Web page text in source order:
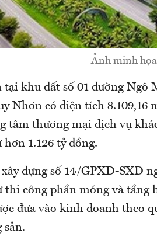
Ảnh minh
tại khu đất số 01 đường Ngô
Nhơn có diện tích 8.109,16
tâm thương mại dịch vụ
1.126 tỷ đồng.
dựng số 14/GPXD-SXD
thi công phần móng và tầng
đưa vào kinh doanh theo
sản.